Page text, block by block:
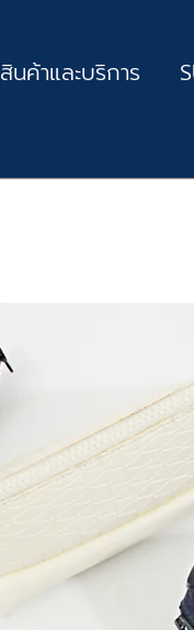
สินค้าและบริการ